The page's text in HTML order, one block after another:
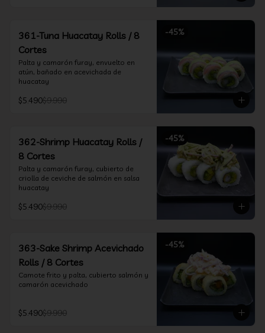
-45%
361-Tuna Huacatay Rolls / 8
Cortes
Palta y camarón furay, envuelto en
atún, bañado en acevichada de
huacatay
$5.490$9.990
-45%
362-Shrimp Huacatay Rolls /
8 Cortes
Palta y camarón furay, cubierto de
criolla de ceviche de salmón en salsa
huacatay
$5.490$9.990
-45%
363-Sake Shrimp Acevichado
Rolls / 8 Cortes
Camote frito y palta, cubierto salmón y
camarón acevichado
$5.490$9.990